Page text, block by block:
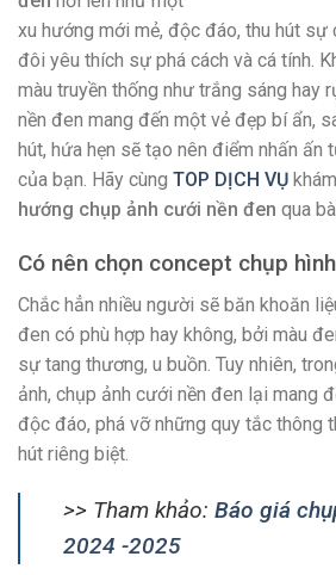
xu hướng mới mẻ, độc đáo, thu hút sự
đôi yêu thích sự phá cách và cá tính.
màu truyền thống như trắng sáng hay
nền đen mang đến một vẻ đẹp bí ẩn,
hút, hứa hẹn sẽ tạo nên điểm nhấn ấn
của bạn. Hãy cùng TOP DỊCH VỤ
hướng chụp ảnh cưới nền đen qua
Có nên chọn concept chụp
Chắc hẳn nhiều người sẽ băn khoăn
đen có phù hợp hay không, bởi màu
sự tang thương, u buồn. Tuy nhiên,
ảnh, chụp ảnh cưới nền đen lại mang
độc đáo, phá vỡ những quy tắc thông
hút riêng biệt.
>> Tham khảo: Báo giá
2024 -2025